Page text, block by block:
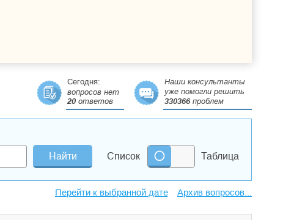
Сегодня:
вопросов нет
20 ответов
Наши консультанты
уже помогли решить
330366проблем
Таблица
Список
Архив вопросов...